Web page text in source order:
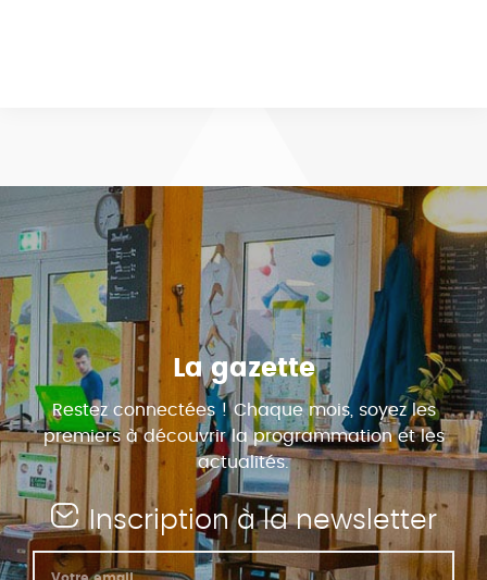
La gazette
Restez connectées ! Chaque mois, soyez les
premiers à découvrir la programmation et les
actualités.
Inscription à la newsletter